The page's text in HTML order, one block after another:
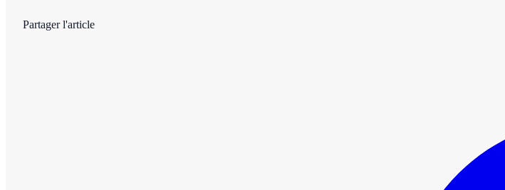
Partager l'article